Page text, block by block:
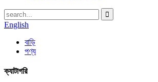
English
বাড়ি
পণ্য
ক্যাটাগরি